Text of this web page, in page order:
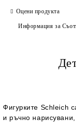
Оцени продукта
Информация за
Фигурките Schleich
и ръчно